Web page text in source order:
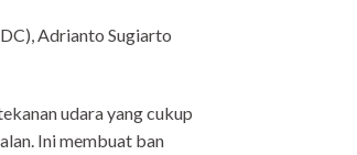
Adrianto Sugiarto
udara yang cukup
Ini membuat ban